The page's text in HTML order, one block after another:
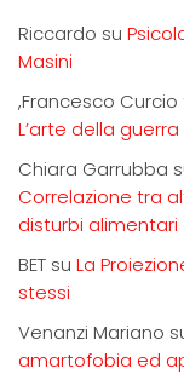
Riccardo su
Masini
,Francesco Curcio
L’arte della
Chiara Garrubba
Correlazione tra
disturbi alimentari
BET su La
stessi
Venanzi Mariano
amartofobia ed